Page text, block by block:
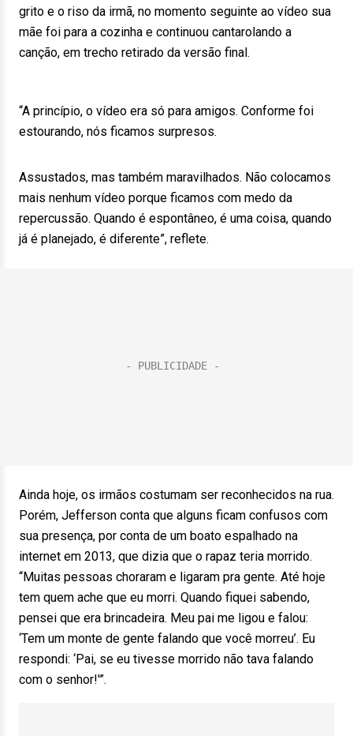
grito e o riso da irmã, no momento seguinte ao vídeo sua
mãe foi para a cozinha e continuou cantarolando a
canção, em trecho retirado da versão final.
“A princípio, o vídeo era só para amigos. Conforme foi
estourando, nós ficamos surpresos.
Assustados, mas também maravilhados. Não colocamos
mais nenhum vídeo porque ficamos com medo da
repercussão. Quando é espontâneo, é uma coisa, quando
já é planejado, é diferente”, reflete.
Ainda hoje, os irmãos costumam ser reconhecidos na rua.
Porém, Jefferson conta que alguns ficam confusos com
sua presença, por conta de um boato espalhado na
internet em 2013, que dizia que o rapaz teria morrido.
“Muitas pessoas choraram e ligaram pra gente. Até hoje
tem quem ache que eu morri. Quando fiquei sabendo,
pensei que era brincadeira. Meu pai me ligou e falou:
‘Tem um monte de gente falando que você morreu’. Eu
respondi: ‘Pai, se eu tivesse morrido não tava falando
com o senhor!'”.